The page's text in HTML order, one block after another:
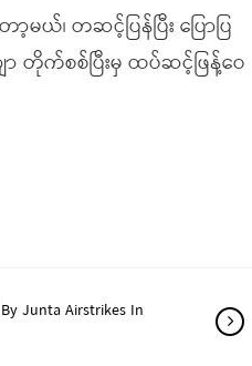
၊ တဆင့်ပြန်ပြီး ပြောပြ
က်စစ်ပြီးမှ ထပ်ဆင့်ဖြန့်ဝေ
Junta Airstrikes In